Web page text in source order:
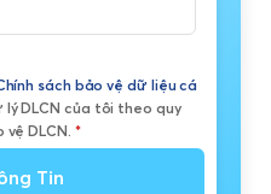
sách bảo vệ dữ liệu cá
DLCN của tôi theo quy
DLCN. *
Tin